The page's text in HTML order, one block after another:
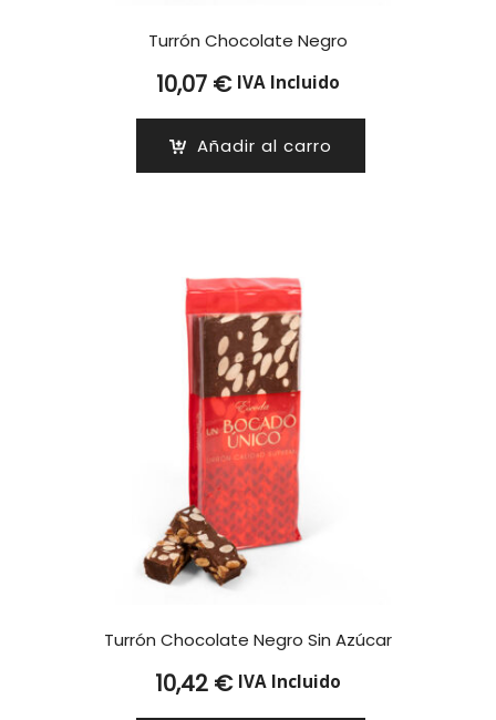
Turrón Chocolate Negro
10,07 € IVA Incluido
Añadir al carro
Turrón Chocolate Negro Sin Azúcar
10,42 € IVA Incluido